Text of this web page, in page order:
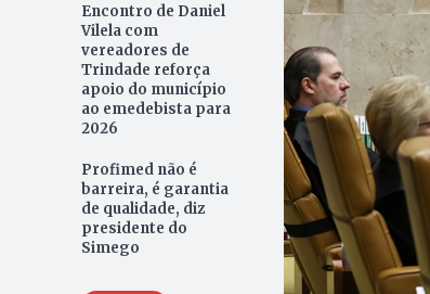
Encontro de Daniel
Vilela com
vereadores de
Trindade reforça
apoio do município
ao emedebista para
2026
Profimed não é
barreira, é garantia
de qualidade, diz
presidente do
Simego